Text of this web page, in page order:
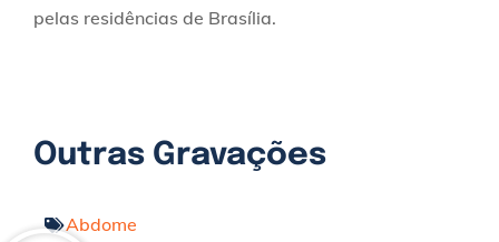
pelas residências de Brasília.
Outras Gravações
Abdome